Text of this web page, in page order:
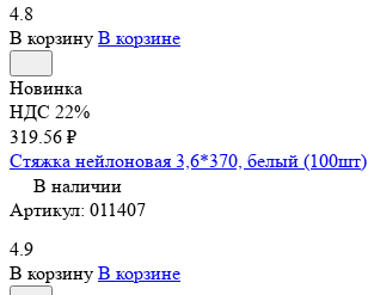
4.8
В корзину В корзине
Новинка
НДС 22%
319.56 ₽
Стяжка нейлоновая 3,6*370, белый (100шт)
В наличии
Артикул: 011407
4.9
В корзину В корзине